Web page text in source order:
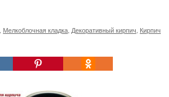
Мелкоблочная кладка Декоративный кирпич Кирпич